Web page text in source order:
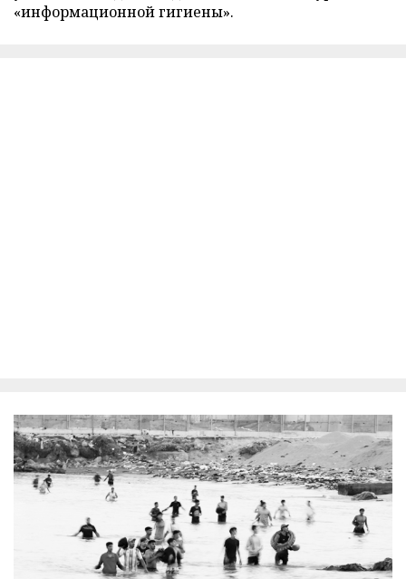
«информационной гигиены».